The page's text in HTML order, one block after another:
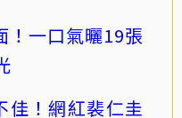
！一口氣曬19張
佳！網紅裴仁圭